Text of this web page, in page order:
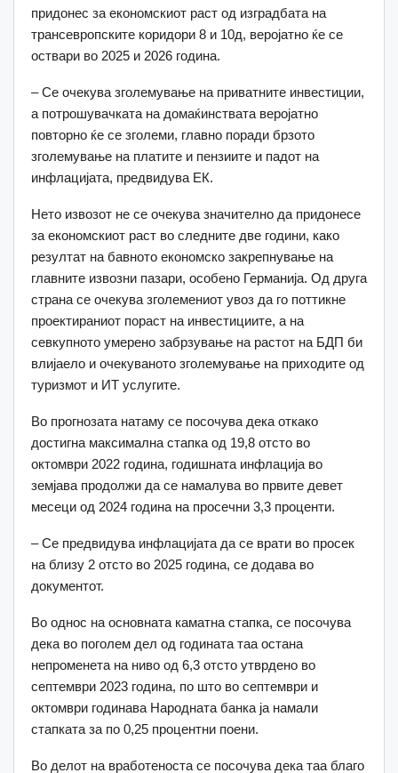
придонес за економскиот раст од изградбата на
трансевропските коридори 8 и 10д, веројатно ќе се
оствари во 2025 и 2026 година.
– Се очекува зголемување на приватните инвестиции,
а потрошувачката на домаќинствата веројатно
повторно ќе се зголеми, главно поради брзото
зголемување на платите и пензиите и падот на
инфлацијата, предвидува ЕК.
Нето извозот не се очекува значително да придонесе
за економскиот раст во следните две години, како
резултат на бавното економско закрепнување на
главните извозни пазари, особено Германија. Од друга
страна се очекува зголемениот увоз да го поттикне
проектираниот пораст на инвестициите, а на
севкупното умерено забрзување на растот на БДП би
влијаело и очекуваното зголемување на приходите од
туризмот и ИТ услугите.
Во прогнозата натаму се посочува дека откако
достигна максимална стапка од 19,8 отсто во
октомври 2022 година, годишната инфлација во
земјава продолжи да се намалува во првите девет
месеци од 2024 година на просечни 3,3 проценти.
– Се предвидува инфлацијата да се врати во просек
на близу 2 отсто во 2025 година, се додава во
документот.
Во однос на основната каматна стапка, се посочува
дека во поголем дел од годината таа остана
непроменета на ниво од 6,3 отсто утврдено во
септември 2023 година, по што во септември и
октомври годинава Народната банка ја намали
стапката за по 0,25 процентни поени.
Во делот на вработеноста се посочува дека таа благо